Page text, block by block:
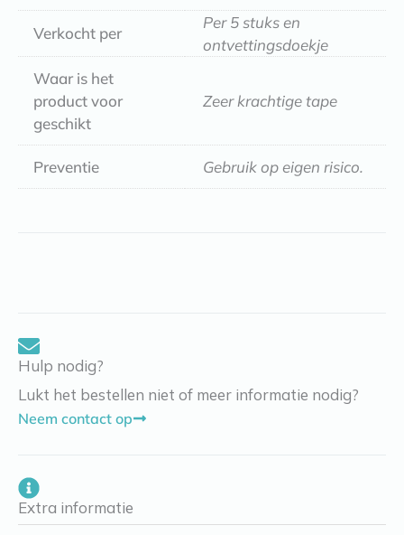
Verkocht per
Per 5 stuks en
ontvettingsdoekje
Waar is het
product voor
geschikt
Zeer krachtige tape
Preventie Gebruik op eigen risico.
Hulp nodig?
Lukt het bestellen niet of meer informatie nodig?
Neem contact op
Extra informatie